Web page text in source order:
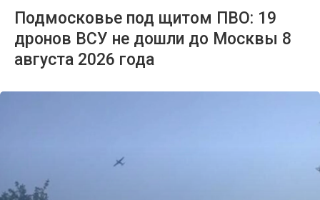
Подмосковье под щитом ПВО: 19
дронов ВСУ не дошли до Москвы 8
августа 2026 года